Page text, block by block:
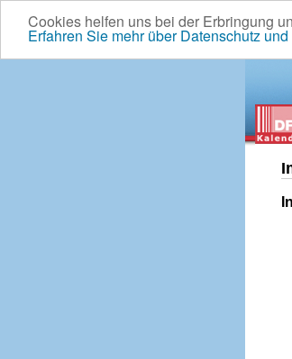
Cookies helfen uns bei der Erbringung
Erfahren Sie mehr über Datenschutz